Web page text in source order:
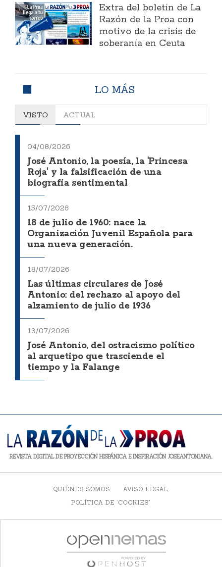
Extra del boletín de La
Razón de la Proa con
motivo de la crisis de
soberanía en Ceuta
LO MÁS
VISTO ACTUAL
04/08/2026
José Antonio, la poesía, la 'Princesa
Roja' y la falsificación de una
biografía sentimental
15/07/2026
18 de julio de 1960: nace la
Organización Juvenil Española para
una nueva generación.
18/07/2026
Las últimas circulares de José
Antonio: del rechazo al apoyo del
alzamiento de julio de 1936
13/07/2026
José Antonio, del ostracismo político
al arquetipo que trasciende el
tiempo y la Falange
REVISTA DIGITAL DE PROYECCIÓN HISPÁNICA E INSPIRACIÓN JOSEANTONIANA.
QUIÉNES SOMOS
AVISO LEGAL
POLÍTICA DE 'COOKIES'